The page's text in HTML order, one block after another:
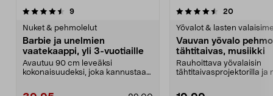
9arvostelut
Nuket & pehmolelut
Barbie ja unelmien
vaatekaappi, yli 3-vuotiaille
Avautuu 90 cm leveäksi
kokonaisuudeksi, joka kannustaa
4.5 viidestä
20arvostelut
Yövalot & lasten
Vauvan yövalo
tähtitaivas, musiikki
Rauhoittava yövalaisin
tähtitaivasprojektorilla ja
4.5 viidestä